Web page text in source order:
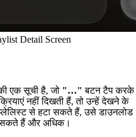
Detail Screen
एक सूची है, जो "…" बटन टैप करके
नहीं दिखती हैं, तो उन्हें देखने के
से हटा सकते हैं, उसे डाउनलोड
हैं और अधिक।